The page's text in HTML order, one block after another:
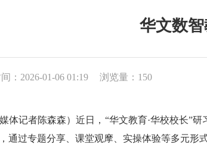
华文数
：2026-01-06 01:19 浏览量： 150
记者陈森森）近日，“华文教育·华校校长”研
通过专题分享、课堂观摩、实操体验等多元形